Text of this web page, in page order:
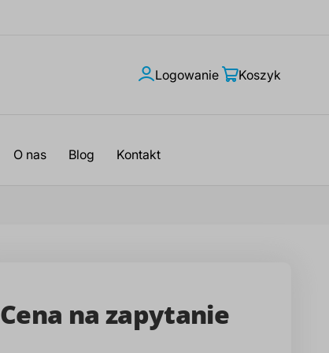
Logowanie
Moje
Koszyk
O nas Blog Kontakt
Cena na zapytanie